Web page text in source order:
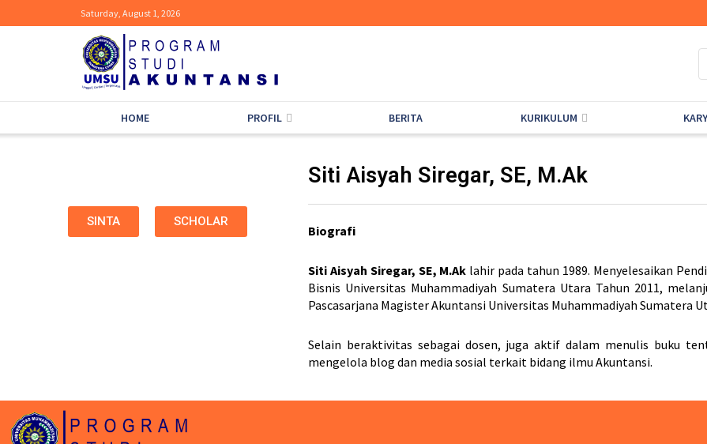
Saturday, August 1, 2026
HOME PROFIL BERITA KURIKULUM
SINTA SCHOLAR
Siti Aisyah Siregar, SE, M.Ak
Biografi
Siti Aisyah Siregar, SE, M.Ak lahir pada tahun 1989. Menyelesaikan
Bisnis Universitas Muhammadiyah Sumatera Utara Tahun 2011,
Pascasarjana Magister Akuntansi Universitas Muhammadiyah Sumatera
Selain beraktivitas sebagai dosen, juga aktif dalam menulis buku
mengelola blog dan media sosial terkait bidang ilmu Akuntansi.